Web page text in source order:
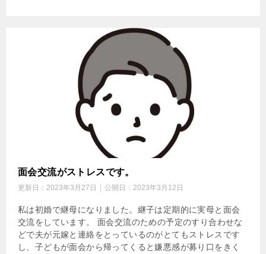
面会交流がストレスです。
更新日： 2023年3月27日 公開日： 2023年3月12日
私は初婚で継母になりました。継子は定期的に実母と面会
交流をしています。 面会交流のための予定のすり合わせな
どで夫が元嫁と連絡をとっているのがとてもストレスです
し、子どもが面会から帰ってくると嫌悪感が募り口をきく